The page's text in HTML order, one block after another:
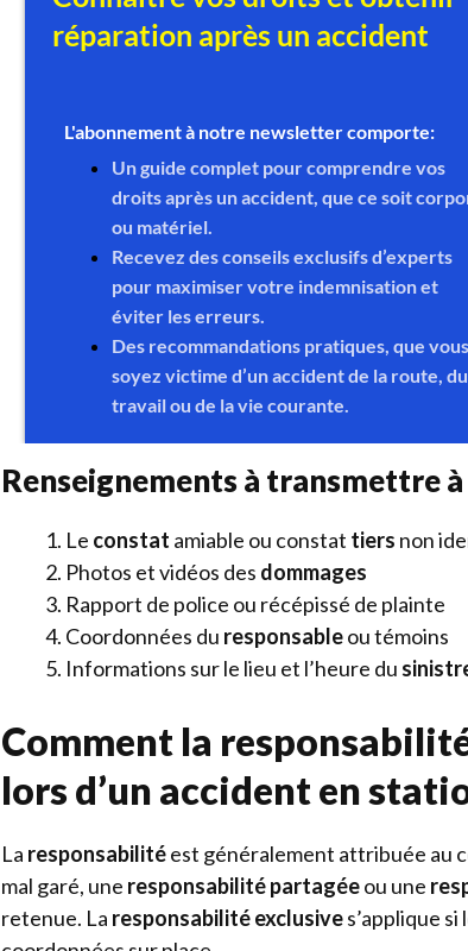
Renseignements à transmettre à
Le constat amiable ou constat tiers non
Photos et vidéos des dommages
Rapport de police ou récépissé de plainte
Coordonnées du responsableou témoins
Informations sur le lieu et l’heure du
Comment la
lors d’un accident en
La responsabilitéest généralement attribuée au
mal garé, une responsabilité partagéeou une
retenue. La responsabilité exclusives’applique si